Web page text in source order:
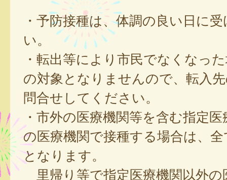
・予防接種は、体調の良い日に
い。
・転出等により市民でなくなっ
の対象となりませんので、転入
問合せしてください。
・市外の医療機関等を含む指定
の医療機関で接種する場合は、
となります。
里帰り等で指定医療機関以外の